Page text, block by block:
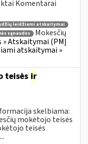
Komentarai
leidžiami atskaitymai
sąnaudos
Mokesčių
Atskaitymai (PMĮ
atskaitymai »
teisės ir
skelbiama:
mokėtojo teisės
teisės